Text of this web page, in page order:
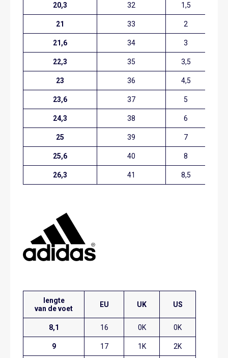
20,3 32 1,5
21 33 2
21,6 34 3
22,3 35 3,5
23 36 4,5
23,6 37 5
24,3 38 6
25 39 7
25,6 40 8
26,3 41 8,5
lengte
van de voet
EU UK US
8,1 16 0K 0K
9 17 1K 2K